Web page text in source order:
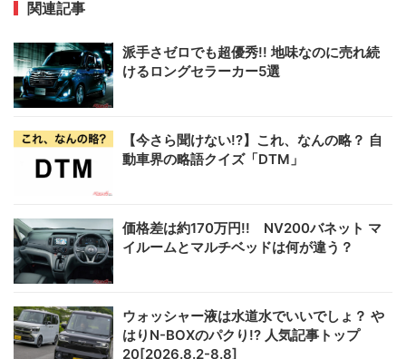
関連記事
派手さゼロでも超優秀!! 地味なのに売れ続
けるロングセラーカー5選
【今さら聞けない!?】これ、なんの略？ 自
動車界の略語クイズ「DTM」
価格差は約170万円!! NV200バネット マ
イルームとマルチベッドは何が違う？
ウォッシャー液は水道水でいいでしょ？ や
はりN-BOXのパクり!? 人気記事トップ
20[2026.8.2-8.8]